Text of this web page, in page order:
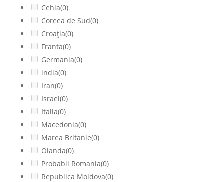
Cehia(0)
Coreea de Sud(0)
Croația(0)
Franta(0)
Germania(0)
india(0)
Iran(0)
Israel(0)
Italia(0)
Macedonia(0)
Marea Britanie(0)
Olanda(0)
Probabil Romania(0)
Republica Moldova(0)